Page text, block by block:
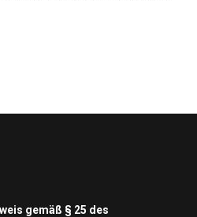
gemäß § 25 des